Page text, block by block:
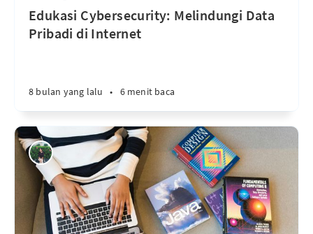
Edukasi Cybersecurity: Melindungi Data
Pribadi di Internet
8 bulan yang lalu • 6 menit baca